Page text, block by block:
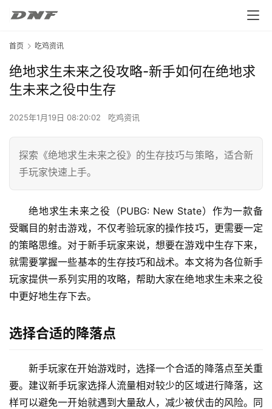
首页 吃鸡资讯
绝地求生未来之役攻略-新手如何在绝地求
生未来之役中生存
2025年1月19日 08:20:02 吃鸡资讯
探索《绝地求生未来之役》的生存技巧与策略，适合新
手玩家快速上手。
绝地求生未来之役（PUBG: New State）作为一款备
受瞩目的射击游戏，不仅考验玩家的操作技巧，更需要一定
的策略思维。对于新手玩家来说，想要在游戏中生存下来，
就需要掌握一些基本的生存技巧和战术。本文将为各位新手
玩家提供一系列实用的攻略，帮助大家在绝地求生未来之役
中更好地生存下去。
选择合适的降落点
新手玩家在开始游戏时，选择一个合适的降落点至关重
要。建议新手玩家选择人流量相对较少的区域进行降落，这
样可以避免一开始就遇到大量敌人，减少被伏击的风险。同